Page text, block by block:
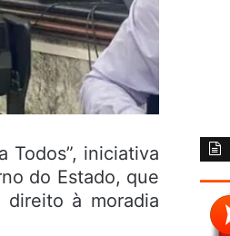
Todos”, iniciativa
do Estado, que
à moradia